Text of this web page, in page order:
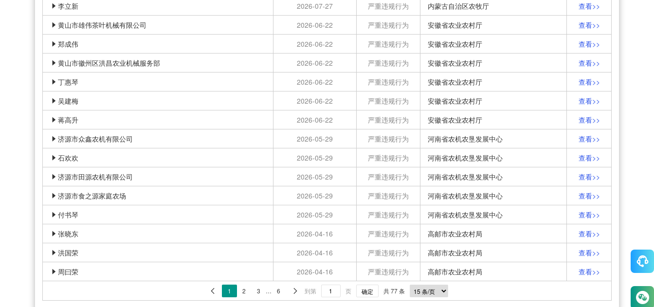
 李立新 2026-07-27 严重违规行为 内蒙古自治区农牧厅 查看>>
 黄山市雄伟茶叶机械有限公司 2026-06-22 严重违规行为 安徽省农业农村厅 查看>>
 郑成伟 2026-06-22 严重违规行为 安徽省农业农村厅 查看>>
 黄山市徽州区洪昌农业机械服务部 2026-06-22 严重违规行为 安徽省农业农村厅 查看>>
 丁惠琴 2026-06-22 严重违规行为 安徽省农业农村厅 查看>>
 吴建梅 2026-06-22 严重违规行为 安徽省农业农村厅 查看>>
 蒋高升 2026-06-22 严重违规行为 安徽省农业农村厅 查看>>
 济源市众鑫农机有限公司 2026-05-29 严重违规行为 河南省农机农垦发展中心 查看>>
 石欢欢 2026-05-29 严重违规行为 河南省农机农垦发展中心 查看>>
 济源市田源农机有限公司 2026-05-29 严重违规行为 河南省农机农垦发展中心 查看>>
 济源市食之源家庭农场 2026-05-29 严重违规行为 河南省农机农垦发展中心 查看>>
 付书琴 2026-05-29 严重违规行为 河南省农机农垦发展中心 查看>>
 张晓东 2026-04-16 严重违规行为 高邮市农业农村局 查看>>
 洪国荣 2026-04-16 严重违规行为 高邮市农业农村局 查看>>
 周曰荣 2026-04-16 严重违规行为 高邮市农业农村局 查看>>
 1 2 3 … 6  到第 页 确定 共 77 条